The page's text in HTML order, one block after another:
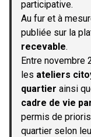
participative.
Au fur et à
publiée sur la
recevable.
Entre novembre
les ateliers
quartier ainsi
cadre de vie
permis de
quartier selon